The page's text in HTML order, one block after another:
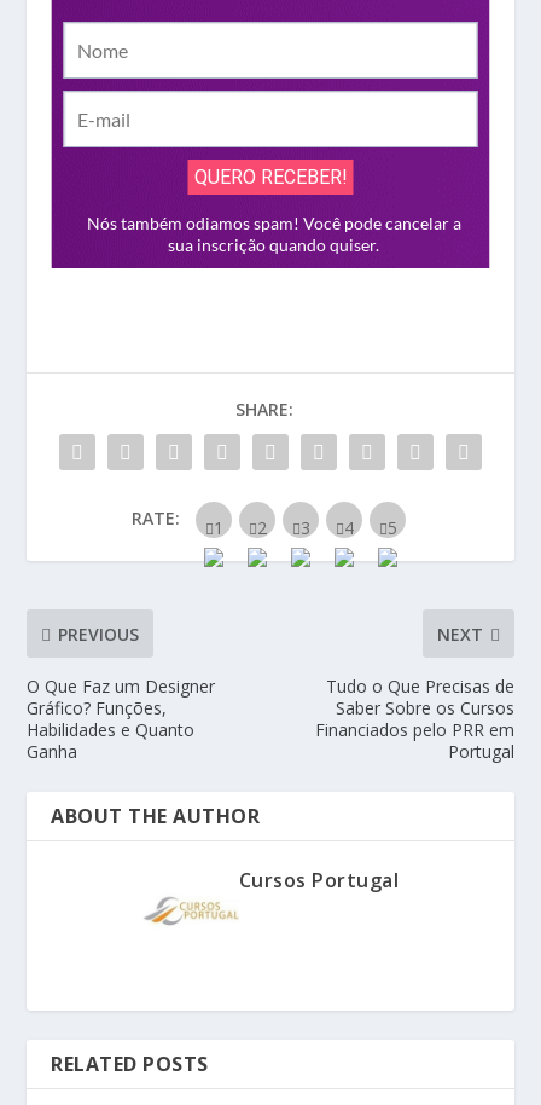
SHARE:
RATE:
PREVIOUS
O Que Faz um Designer
Gráfico? Funções,
Habilidades e Quanto
Ganha
NEXT
Tudo o Que Precisas de
Saber Sobre os Cursos
Financiados pelo PRR em
Portugal
ABOUT THE AUTHOR
Cursos Portugal
RELATED POSTS